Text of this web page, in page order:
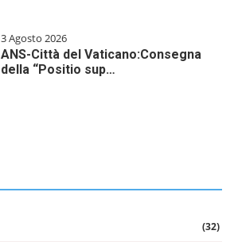
3 Agosto 2026
ANS-Città del Vaticano:Consegna
della “Positio sup…
(32)